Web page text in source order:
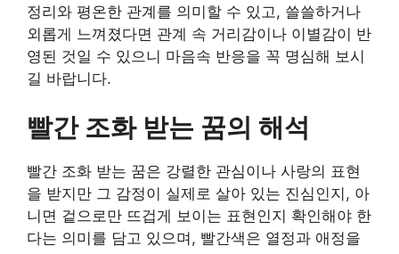
정리와 평온한 관계를 의미할 수 있고, 쓸쓸하거나
외롭게 느껴졌다면 관계 속 거리감이나 이별감이 반
영된 것일 수 있으니 마음속 반응을 꼭 명심해 보시
길 바랍니다.
빨간 조화 받는 꿈의 해석
빨간 조화 받는 꿈은 강렬한 관심이나 사랑의 표현
을 받지만 그 감정이 실제로 살아 있는 진심인지, 아
니면 겉으로만 뜨겁게 보이는 표현인지 확인해야 한
다는 의미를 담고 있으며, 빨간색은 열정과 애정을